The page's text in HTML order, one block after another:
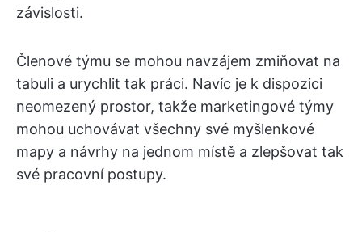
závislosti.
Členové týmu se mohou navzájem zmiňovat na
tabuli a urychlit tak práci. Navíc je k dispozici
neomezený prostor, takže marketingové týmy
mohou uchovávat všechny své myšlenkové
mapy a návrhy na jednom místě a zlepšovat tak
své pracovní postupy.